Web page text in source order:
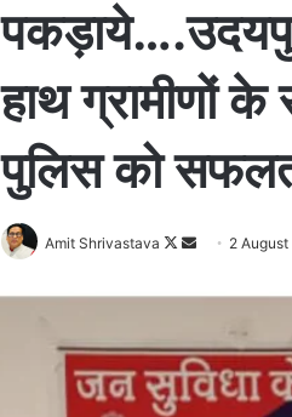
हाथ ग्रामीणों
पुलिस को
Amit Shrivastava
F
l
o
w
n
a
n
2